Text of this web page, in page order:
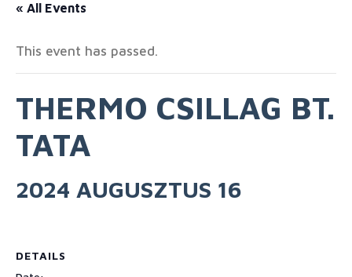
« All Events
This event has passed.
THERMO CSILLAG BT.
TATA
2024 AUGUSZTUS 16
DETAILS